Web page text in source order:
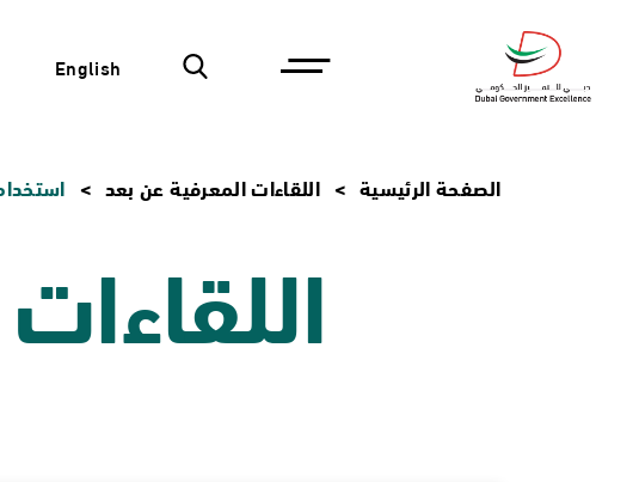
English
الصفحة الرئيسية اللقاءات المعرفية عن بعد